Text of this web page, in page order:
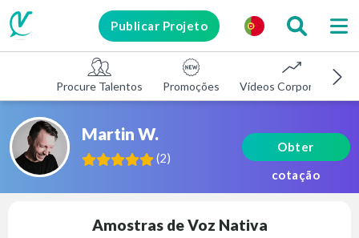
Publicar Projeto
Procure Talentos Promoções Vídeos Corporativos
Martin W.
(2)
Obter
cotação
Amostras de Voz Nativa